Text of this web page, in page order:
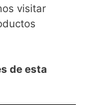
visitar
de esta